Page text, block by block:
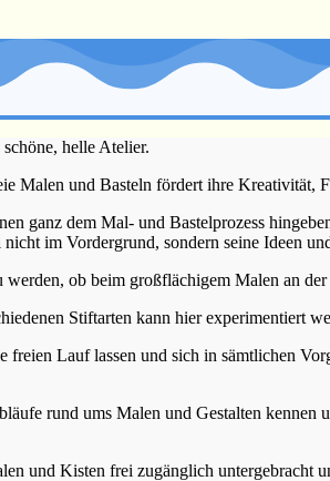
helle Atelier.
Malen und Basteln fördert ihre Kreativität,
ganz dem Mal- und Bastelprozess
im Vordergrund, sondern seine Ideen
ob beim großflächigem Malen an
Stiftarten kann hier experimentiert
Lauf lassen und sich in sämtlichen
rund ums Malen und Gestalten
und Kisten frei zugänglich untergebracht